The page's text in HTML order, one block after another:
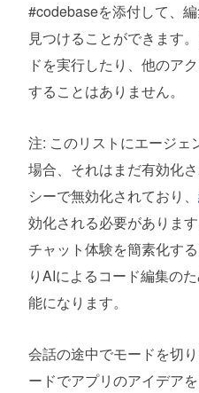
#codebaseを添付して、
見つけることができます
ドを実行したり、他のア
することはありません。
注: このリストにエージェ
場合、それはまだ有効化
シーで無効化されており、
効化される必要があります
チャット体験を簡素化す
りAIによるコード編集の
能になります。
会話の途中でモードを切
ードでアプリのアイデア